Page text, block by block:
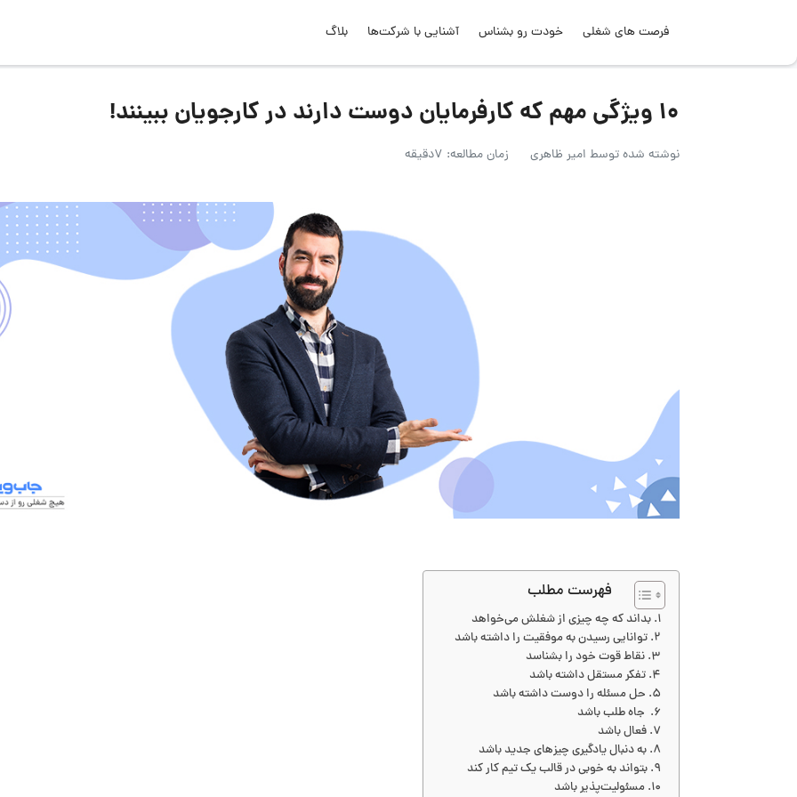
فرصت های شغلی خودت رو بشناس آشنایی با شرکت‌ها بلاگ
۱۰ ویژگی مهم که کارفرمایان دوست دارند در کارجویان ببینند!
نوشته شده توسط امیر ظاهری زمان مطالعه: 7دقیقه
فهرست مطلب
بداند که چه چیزی از شغلش می‌خواهد
توانایی رسیدن به موفقیت را داشته باشد
نقاط قوت خود را بشناسد
تفکر مستقل داشته باشد
حل مسئله را دوست داشته باشد
جاه طلب باشد
فعال باشد
به دنبال یادگیری چیزهای جدید باشد
بتواند به خوبی در قالب یک تیم کار کند
مسئولیت‌پذیر باشد